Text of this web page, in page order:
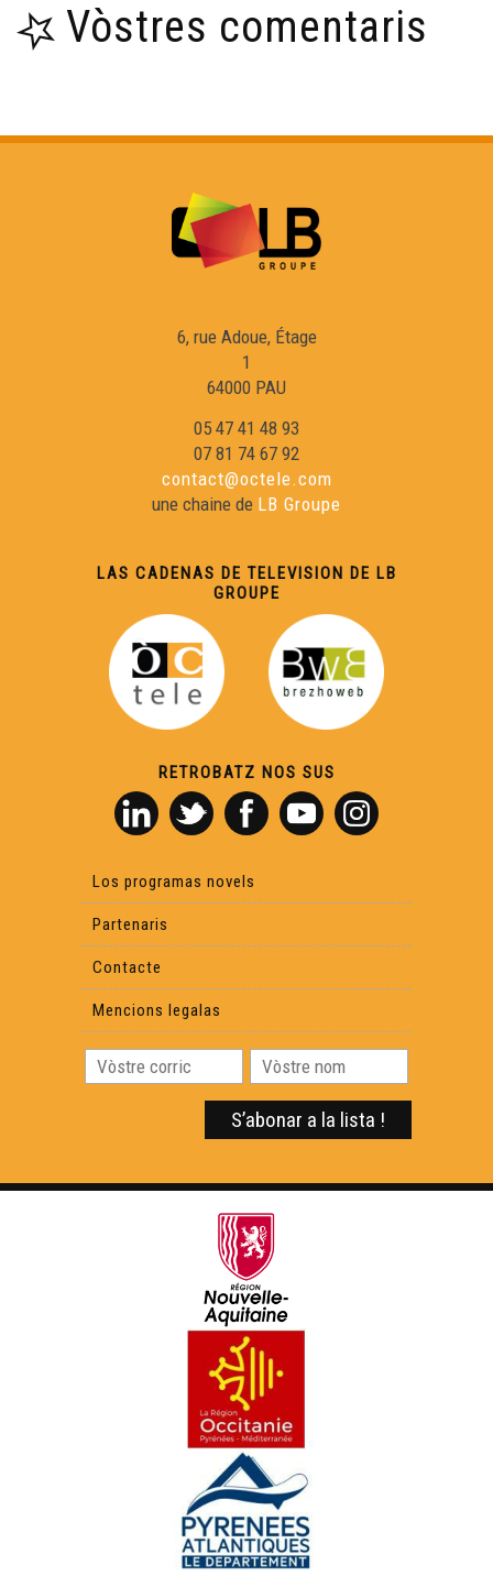
ÒC Kay - La vasadesa
ÒC Kay - Lo pastèr de Fred
ÒC Kay - La bergereta
ÒC Kay - La salada de cueishas de poret
ÒC Kay - La sopa de melon
ÒC Kay - La garia borida
ÒC Kay - La salada gascona
ÒC Kay - Lo cibet de sanglar
ÒC Kay - Las aurelhetas
OC Kay - L'axoa
OC Kay - La cruchada
ÒC Kay - Los pescajons
ÒC Kay - La trueita gravlax
OC Kay - Lo còth de guit farcit
Vòstres comentaris
6, rue Adoue, Étage
1
64000 PAU
05 47 41 48 93
07 81 74 67 92
contact@octele.com
une chaine de LB Groupe
LAS CADENAS DE TELEVISION DE LB
GROUPE
RETROBATZ NOS SUS
Los programas novels
Partenaris
Contacte
Mencions legalas